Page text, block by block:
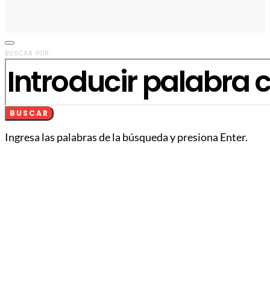
BUSCAR POR:
BUSCAR
Ingresa las palabras de la búsqueda y presiona Enter.